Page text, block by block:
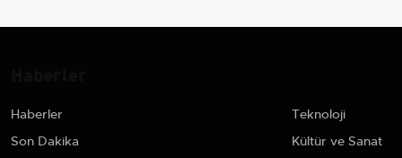
Haberler
Son Dakika
Teknoloji
Kültür ve Sanat